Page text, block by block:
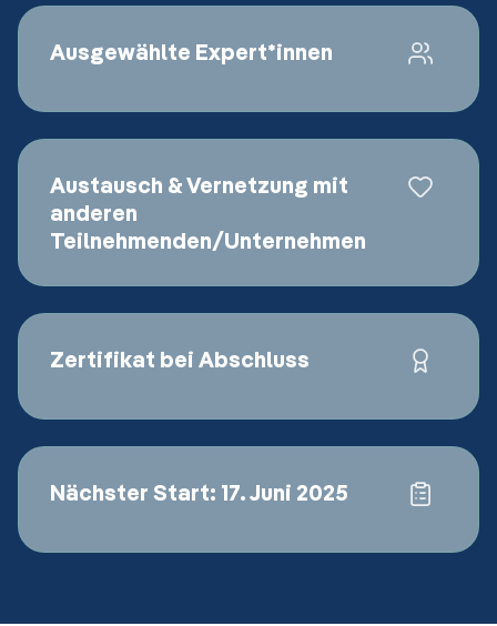
Ausgewählte Expert*innen
Austausch & Vernetzung mit
anderen
Teilnehmenden/Unternehmen
Zertifikat bei Abschluss
Nächster Start: 17. Juni 2025